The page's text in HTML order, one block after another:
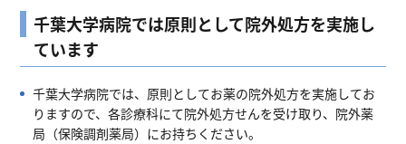
千葉大学病院では原則として院外処方を実施し
ています
千葉大学病院では、原則としてお薬の院外処方を実施してお
りますので、各診療科にて院外処方せんを受け取り、院外薬
局（保険調剤薬局）にお持ちください。